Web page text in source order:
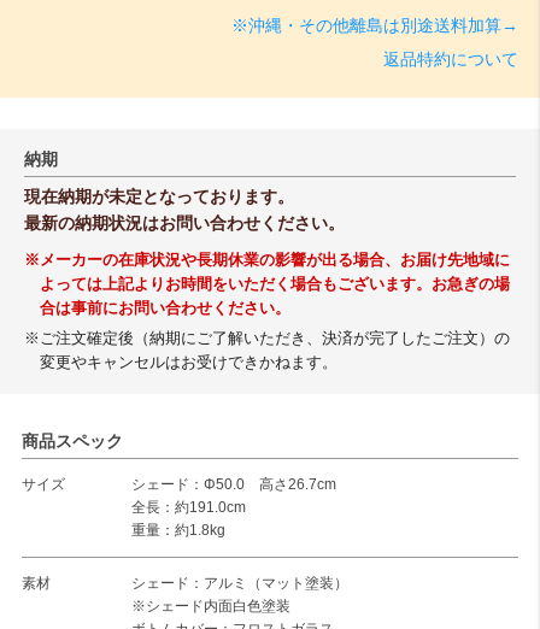
※沖縄・その他離島は別途送料加算→
返品特約について
納期
現在納期が未定となっております。
最新の納期状況はお問い合わせください。
※メーカーの在庫状況や長期休業の影響が出る場合、お届け先地域に
よっては上記よりお時間をいただく場合もございます。お急ぎの場
合は事前にお問い合わせください。
※ご注文確定後（納期にご了解いただき、決済が完了したご注文）の
変更やキャンセルはお受けできかねます。
商品スペック
サイズ
シェード：Φ50.0 高さ26.7cm
全長：約191.0cm
重量：約1.8kg
素材
シェード：アルミ（マット塗装）
※シェード内面白色塗装